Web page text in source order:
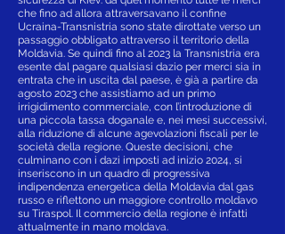
che fino ad allora attraversavano il confine
Ucraina-Transnistria sono state dirottate verso un
passaggio obbligato attraverso il territorio della
Moldavia. Se quindi fino al 2023 la Transnistria era
esente dal pagare qualsiasi dazio per merci sia in
entrata che in uscita dal paese, è già a partire da
agosto 2023 che assistiamo ad un primo
irrigidimento commerciale, con l’introduzione di
una piccola tassa doganale e, nei mesi successivi,
alla riduzione di alcune agevolazioni fiscali per le
società della regione. Queste decisioni, che
culminano con i dazi imposti ad inizio 2024, si
inseriscono in un quadro di progressiva
indipendenza energetica della Moldavia dal gas
russo e riflettono un maggiore controllo moldavo
su Tiraspol. Il commercio della regione è infatti
attualmente in mano moldava.